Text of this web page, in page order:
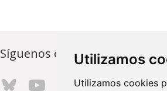
Utilizamos
Utilizamos cookies
Síguenos en...